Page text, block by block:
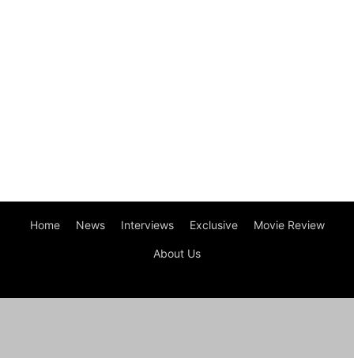
Home News Interviews Exclusive Movie Review
About Us